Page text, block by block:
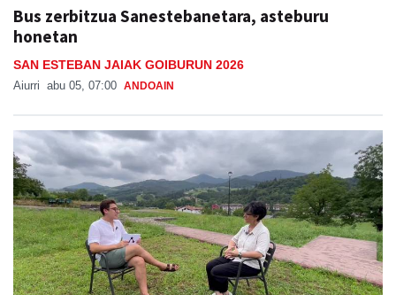
Bus zerbitzua Sanestebanetara, asteburu
honetan
SAN ESTEBAN JAIAK GOIBURUN 2026
Aiurri abu 05, 07:00 ANDOAIN